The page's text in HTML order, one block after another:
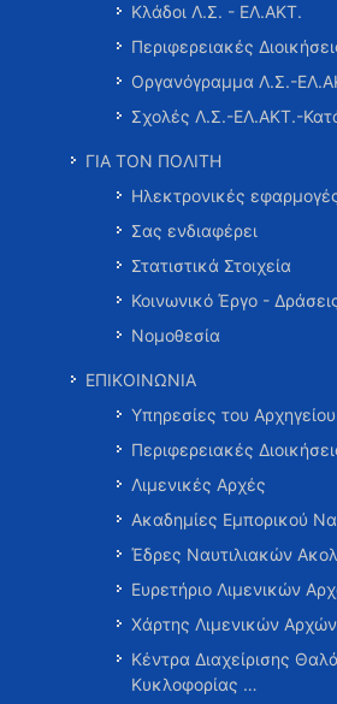
Κλάδοι Λ.Σ. - ΕΛ.ΑΚΤ.
Περιφερειακές
Οργανόγραμμα Λ.Σ.-
Σχολές Λ.Σ.-ΕΛ.ΑΚΤ.-
ΓΙΑ ΤΟΝ ΠΟΛΙΤΗ
Ηλεκτρονικές
Σας ενδιαφέρει
Στατιστικά Στοιχεία
Κοινωνικό Έργο -
Νομοθεσία
ΕΠΙΚΟΙΝΩΝΙΑ
Υπηρεσίες του
Περιφερειακές
Λιμενικές Αρχές
Ακαδημίες Εμπορικού
Έδρες Ναυτιλιακών
Ευρετήριο Λιμενικών
Χάρτης Λιμενικών Αρχών
Κέντρα Διαχείρισης
Κυκλοφορίας …